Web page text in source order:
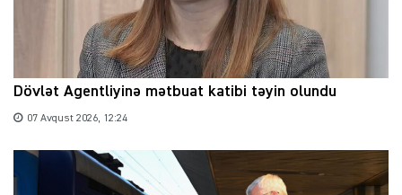
Dövlət Agentliyinə mətbuat katibi təyin olundu
07 Avqust 2026, 12:24